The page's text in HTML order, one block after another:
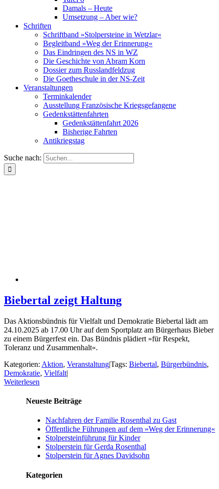
Damals – Heute
Umsetzung – Aber wie?
Schriften
Schriftband »Stolpersteine in Wetzlar«
Begleitband »Weg der Erinnerung«
Das Eindringen des NS in WZ
Die Geschichte von Abram Korn
Dossier zum Russlandfeldzug
Die Goetheschule in der NS-Zeit
Veranstaltungen
Terminkalender
Ausstellung Französische Kriegsgefangene
Gedenkstättenfahrten
Gedenkstättenfahrt 2026
Bisherige Fahrten
Antikriegstag
Suche nach:
Biebertal zeigt Haltung
Das Aktionsbündnis für Vielfalt und Demokratie Biebertal lädt am
24.10.2025 ab 17.00 Uhr auf dem Sportplatz am Bürgerhaus Bieber
zu einem Bürgerfest ein. Das Bündnis plädiert »für Respekt,
Toleranz und Zusammenhalt«.
Kategorien: Aktion, Veranstaltung|Tags: Biebertal, Bürgerbündnis,
Demokratie, Vielfalt|
Weiterlesen
Neueste Beiträge
Nachfahren der Familie Rosenthal zu Gast
Öffentliche Führungen auf dem »Weg der Erinnerung«
Stolpersteinführung für Kinder
Stolperstein für Gerda Rosenthal
Stolperstein für Agnes Davidsohn
Kategorien